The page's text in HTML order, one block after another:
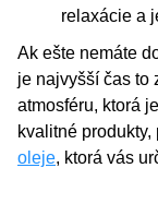
relaxácie a
Ak ešte nemáte
je najvyšší čas to
atmosféru, ktorá
kvalitné
oleje, ktorá vás